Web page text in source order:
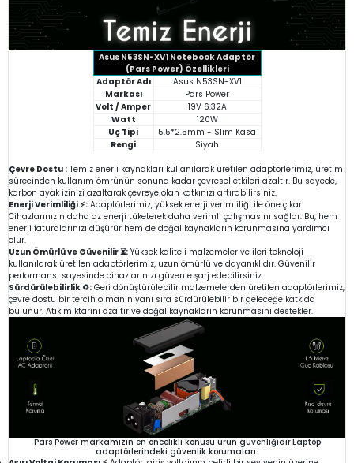
Asus N53SN-XV1 Notebook Adaptör
(Pars Power) Özellikleri
Adaptör Adı
Asus N53SN-XV1
Markası
Pars Power
Volt / Amper
19V 6.32A
Watt
120W
Uç Tipi
5.5*2.5mm - Slim Kasa
Rengi
Siyah
Çevre Dostu : Temiz enerji kaynakları kullanılarak üretilen adaptörlerimiz, üretim
sürecinden kullanım ömrünün sonuna kadar çevresel etkileri azaltır. Bu sayede,
karbon ayak izinizi azaltarak çevreye olan katkınızı artırabilirsiniz.
Enerji Verimliliği ⚡: Adaptörlerimiz, yüksek enerji verimliliği ile öne çıkar.
Cihazlarınızın daha az enerji tüketerek daha verimli çalışmasını sağlar. Bu, hem
enerji faturalarınızı düşürür hem de doğal kaynakların korunmasına yardımcı
olur.
Uzun Ömürlü ve Güvenilir ⏳: Yüksek kaliteli malzemeler ve ileri teknoloji
kullanılarak üretilen adaptörlerimiz, uzun ömürlü ve dayanıklıdır. Güvenilir
performansı sayesinde cihazlarınızı güvenle şarj edebilirsiniz.
Sürdürülebilirlik ♻️: Geri dönüştürülebilir malzemelerden üretilen adaptörlerimiz,
çevre dostu bir tercih olmanın yanı sıra sürdürülebilir bir geleceğe katkıda
bulunur. Atık miktarını azaltır ve doğal kaynakların korunmasını destekler.
Pars Power markamızın en öncelikli konusu ürün güvenliğidir.Laptop
adaptörlerindeki güvenlik korumaları: